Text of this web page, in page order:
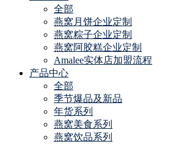
全部
燕窝月饼企业定制
燕窝粽子企业定制
燕窝阿胶糕企业定制
Amalee实体店加盟流程
产品中心
全部
季节爆品及新品
年货系列
燕窝美食系列
燕窝饮品系列